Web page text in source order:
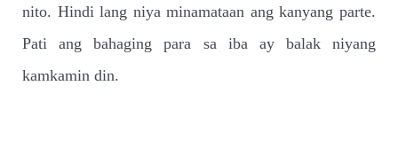
nito. Hindi lang niya minamataan ang kanyang parte.
Pati ang bahaging para sa iba ay balak niyang
kamkamin din.